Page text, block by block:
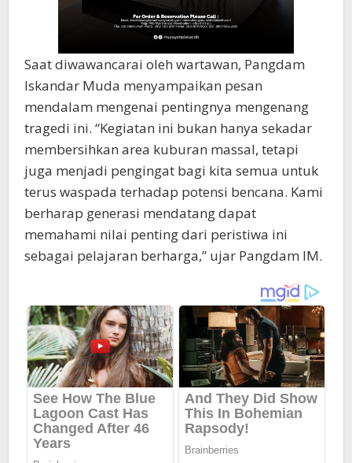
Saat diwawancarai oleh wartawan, Pangdam
Iskandar Muda menyampaikan pesan
mendalam mengenai pentingnya mengenang
tragedi ini. “Kegiatan ini bukan hanya sekadar
membersihkan area kuburan massal, tetapi
juga menjadi pengingat bagi kita semua untuk
terus waspada terhadap potensi bencana. Kami
berharap generasi mendatang dapat
memahami nilai penting dari peristiwa ini
sebagai pelajaran berharga,” ujar Pangdam IM.